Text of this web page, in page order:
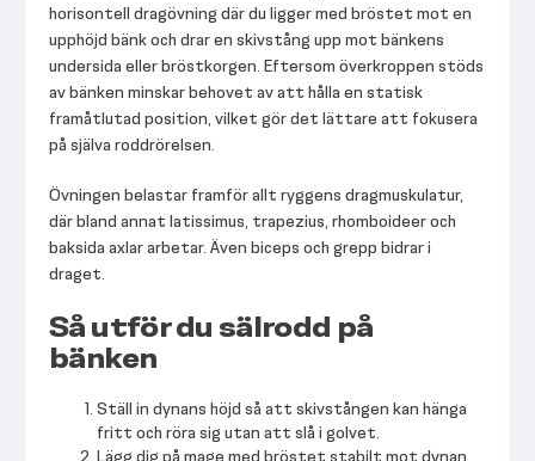
horisontell dragövning där du ligger med bröstet mot en
upphöjd bänk och drar en skivstång upp mot bänkens
undersida eller bröstkorgen. Eftersom överkroppen stöds
av bänken minskar behovet av att hålla en statisk
framåtlutad position, vilket gör det lättare att fokusera
på själva roddrörelsen.
Övningen belastar framför allt ryggens dragmuskulatur,
där bland annat latissimus, trapezius, rhomboideer och
baksida axlar arbetar. Även biceps och grepp bidrar i
draget.
Så utför du sälrodd på
bänken
Ställ in dynans höjd så att skivstången kan hänga
fritt och röra sig utan att slå i golvet.
Lägg dig på mage med bröstet stabilt mot dynan